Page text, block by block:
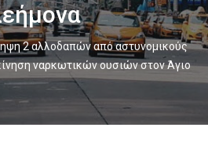
2 αλλοδαπών από αστυνομικούς
ναρκωτικών ουσιών στον Άγιο